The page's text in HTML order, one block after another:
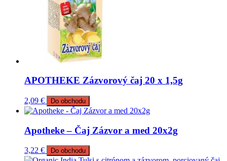
APOTHEKE Zázvorový čaj 20 x 1,5g
2,09 € Do obchodu
Apotheke – Čaj Zázvor a med 20x2g
3,22 € Do obchodu